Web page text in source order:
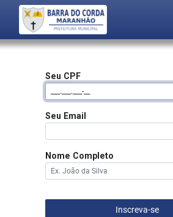
Seu CPF
Seu Email
Nome Completo
Inscreva-se